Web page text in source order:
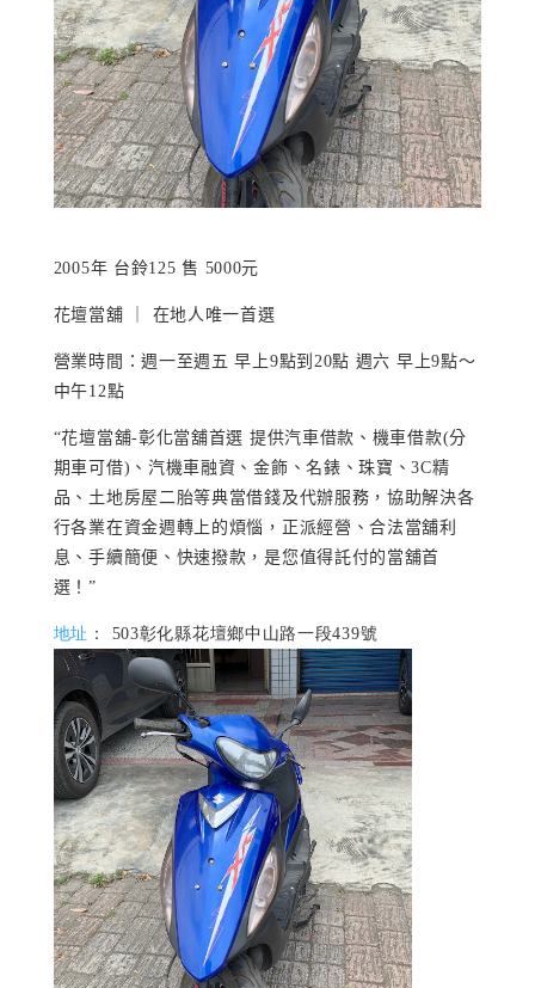
2005年 台鈴125 售 5000元
花壇當舖 ｜ 在地人唯一首選
營業時間：週一至週五 早上9點到20點 週六 早上9點～
中午12點
“花壇當舖-彰化當舖首選 提供汽車借款、機車借款(分
期車可借)、汽機車融資、金飾、名錶、珠寶、3C精
品、土地房屋二胎等典當借錢及代辦服務，協助解決各
行各業在資金週轉上的煩惱，正派經營、合法當舖利
息、手續簡便、快速撥款，是您值得託付的當舖首
選！”
地址 ： 503彰化縣花壇鄉中山路一段439號